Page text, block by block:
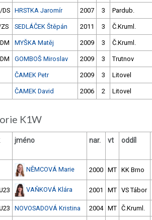
DS HRSTKA Jaromír 2007 3 Pardub.
SEDLÁČEK Štěpán 2011 3 Č.Kruml.
MYŠKA Matěj 2009 3 Č.Kruml.
GOMBOŠ Miroslav 2009 3 Trutnov
ČAMEK Petr 2009 3 Litovel
ČAMEK David 2006 2 Litovel
K1W
jméno nar. vt oddíl
NĚMCOVÁ Marie 2000 MT KK Brno
VAŇKOVÁ Klára 2001 MT VS Tábor
NOVOSADOVÁ Kristina 2004 MT Č.Kruml.